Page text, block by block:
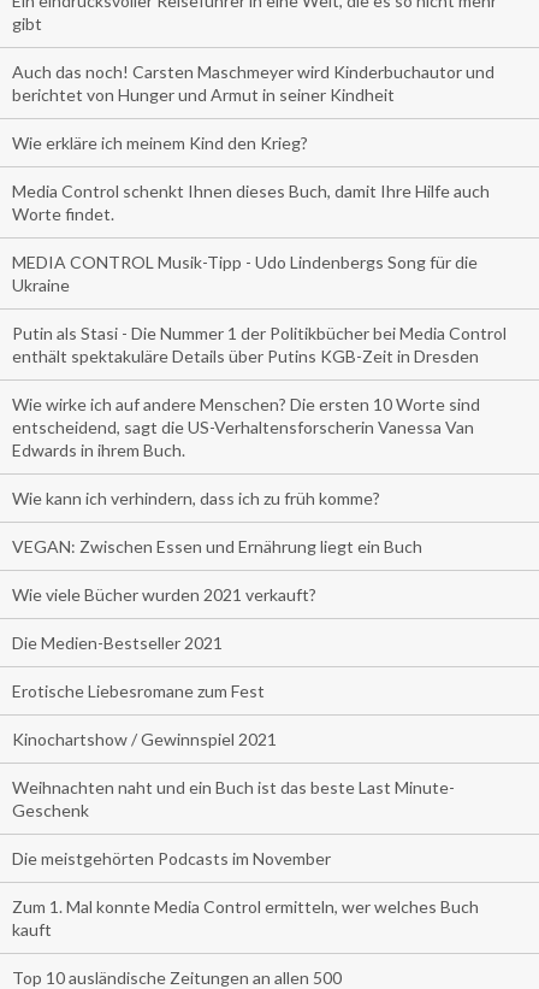
gibt
Auch das noch! Carsten Maschmeyer wird Kinderbuchautor und
berichtet von Hunger und Armut in seiner Kindheit
Wie erkläre ich meinem Kind den Krieg?
Media Control schenkt Ihnen dieses Buch, damit Ihre Hilfe auch
Worte findet.
MEDIA CONTROL Musik-Tipp - Udo Lindenbergs Song für die
Ukraine
Putin als Stasi - Die Nummer 1 der Politikbücher bei Media Control
enthält spektakuläre Details über Putins KGB-Zeit in Dresden
Wie wirke ich auf andere Menschen? Die ersten 10 Worte sind
entscheidend, sagt die US-Verhaltensforscherin Vanessa Van
Edwards in ihrem Buch.
Wie kann ich verhindern, dass ich zu früh komme?
VEGAN: Zwischen Essen und Ernährung liegt ein Buch
Wie viele Bücher wurden 2021 verkauft?
Die Medien-Bestseller 2021
Erotische Liebesromane zum Fest
Kinochartshow / Gewinnspiel 2021
Weihnachten naht und ein Buch ist das beste Last Minute-
Geschenk
Die meistgehörten Podcasts im November
Zum 1. Mal konnte Media Control ermitteln, wer welches Buch
kauft
Top 10 ausländische Zeitungen an allen 500